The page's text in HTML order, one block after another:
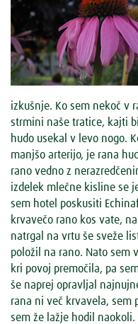
izkušnje. Ko sem nekoč v
strmini naše tratice, kajti
hudo usekal v levo nogo.
manjšo arterijo, je rana
rano vedno z
izdelek mlečne kisline se
sem hotel poskusiti
krvavečo rano kos vate,
natrgal na vrtu še sveže
položil na rano. Nato sem
kri povoj premočila, pa
še naprej opravljal
rana ni več krvavela, sem
sem že lažje hodil